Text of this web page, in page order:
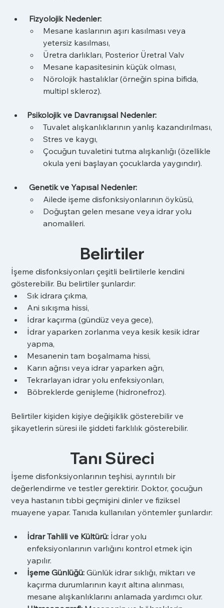
Fizyolojik Nedenler:
Mesane kaslarının aşırı kasılması veya
yetersiz kasılması,
Üretra darlıkları, Posterior Üretral Valv
Mesane kapasitesinin küçük olması,
Nörolojik hastalıklar (örneğin spina bifida,
multipl skleroz).
Psikolojik ve Davranışsal Nedenler:
Tuvalet alışkanlıklarının yanlış kazandırılması,
Stres ve kaygı,
Çocuğun tuvaletini tutma alışkanlığı (özellikle
okula yeni başlayan çocuklarda yaygındır).
Genetik ve Yapısal Nedenler:
Ailede işeme disfonksiyonlarının öyküsü,
Doğuştan gelen mesane veya idrar yolu
anomalileri.
Belirtiler
İşeme disfonksiyonları çeşitli belirtilerle kendini
gösterebilir. Bu belirtiler şunlardır:
Sık idrara çıkma,
Ani sıkışma hissi,
İdrar kaçırma (gündüz veya gece),
İdrar yaparken zorlanma veya kesik kesik idrar
yapma,
Mesanenin tam boşalmama hissi,
Karın ağrısı veya idrar yaparken ağrı,
Tekrarlayan idrar yolu enfeksiyonları,
Böbreklerde genişleme (hidronefroz).
Belirtiler kişiden kişiye değişiklik gösterebilir ve
şikayetlerin süresi ile şiddeti farklılık gösterebilir.
Tanı Süreci
İşeme disfonksiyonlarının teşhisi, ayrıntılı bir
değerlendirme ve testler gerektirir. Doktor, çocuğun
veya hastanın tıbbi geçmişini dinler ve fiziksel
muayene yapar. Tanıda kullanılan yöntemler şunlardır:
İdrar Tahlili ve Kültürü: İdrar yolu
enfeksiyonlarının varlığını kontrol etmek için
yapılır.
İşeme Günlüğü: Günlük idrar sıklığı, miktarı ve
kaçırma durumlarının kayıt altına alınması,
mesane alışkanlıklarını anlamada yardımcı olur.